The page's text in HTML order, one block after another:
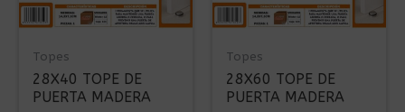
Topes
28X40 TOPE DE
PUERTA MADERA
Topes
28X60 TOPE DE
PUERTA MADERA